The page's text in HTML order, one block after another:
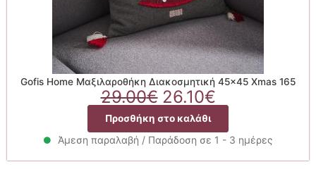
Gofis Home Μαξιλαροθήκη Διακοσμητική 45×45 Xmas 165
29.00€ Original
price
was:
29.00€.
26.10€Η
τρέχουσα
τιμή
είναι:
26.10€.
Προσθήκη στο καλάθι
Άμεση παραλαβή / Παράδοση σε 1 - 3 ημέρες